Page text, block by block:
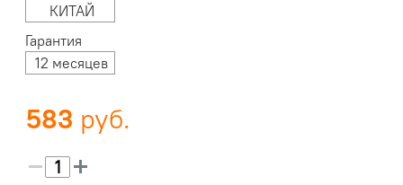
КИТАЙ
Гарантия
12 месяцев
583